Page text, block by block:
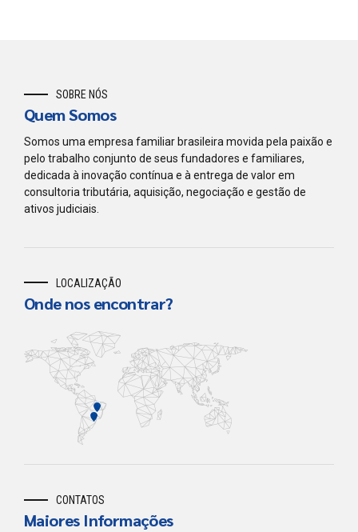
SOBRE NÓS
Quem Somos
Somos uma empresa familiar brasileira movida pela paixão e
pelo trabalho conjunto de seus fundadores e familiares,
dedicada à inovação contínua e à entrega de valor em
consultoria tributária, aquisição, negociação e gestão de
ativos judiciais.
LOCALIZAÇÃO
Onde nos encontrar?
CONTATOS
Maiores Informações